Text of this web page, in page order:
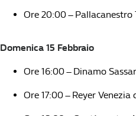
Ore 20:00 –
Domenica 15 Febbraio
Ore 16:00 – Dinamo
Ore 17:00 – Reyer